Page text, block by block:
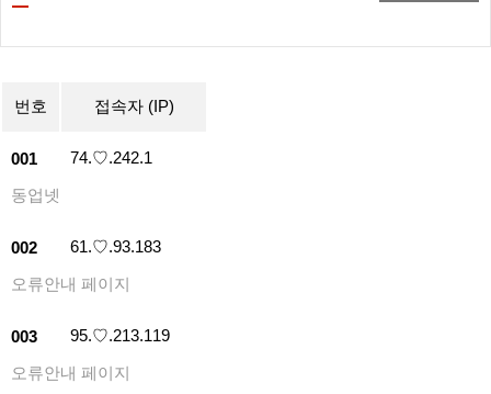
번호 접속자 (IP)
001
74.♡.242.1
동업넷
002
61.♡.93.183
오류안내 페이지
003
95.♡.213.119
오류안내 페이지